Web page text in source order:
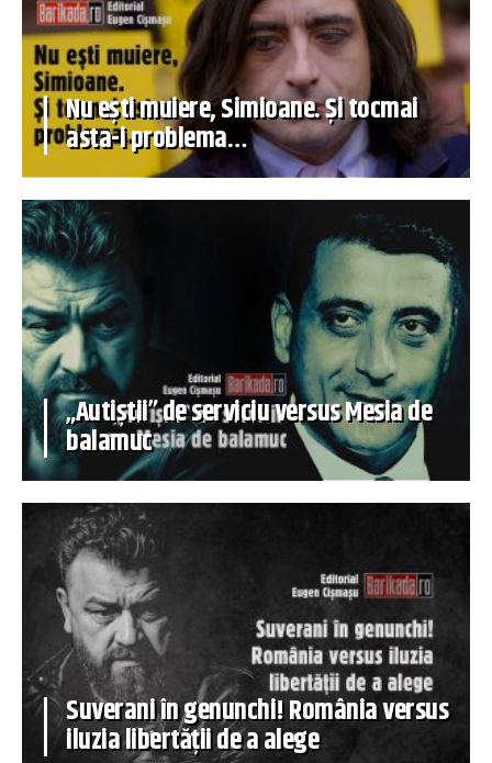
Nu ești muiere, Simioane. Și tocmai
asta-i problema…
„Autiștii” de serviciu versus Mesia de
balamuc
Suverani în genunchi! România versus
iluzia libertății de a alege